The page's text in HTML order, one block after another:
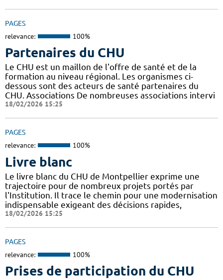
PAGES
relevance: 100%
Partenaires du CHU
Le CHU est un maillon de l'offre de santé et de la
formation au niveau régional. Les organismes ci-
dessous sont des acteurs de santé partenaires du
CHU. Associations De nombreuses associations intervi
18/02/2026 15:25
PAGES
relevance: 100%
Livre blanc
Le livre blanc du CHU de Montpellier exprime une
trajectoire pour de nombreux projets portés par
l'Institution. Il trace le chemin pour une modernisation
indispensable exigeant des décisions rapides,
18/02/2026 15:25
PAGES
relevance: 100%
Prises de participation du CHU